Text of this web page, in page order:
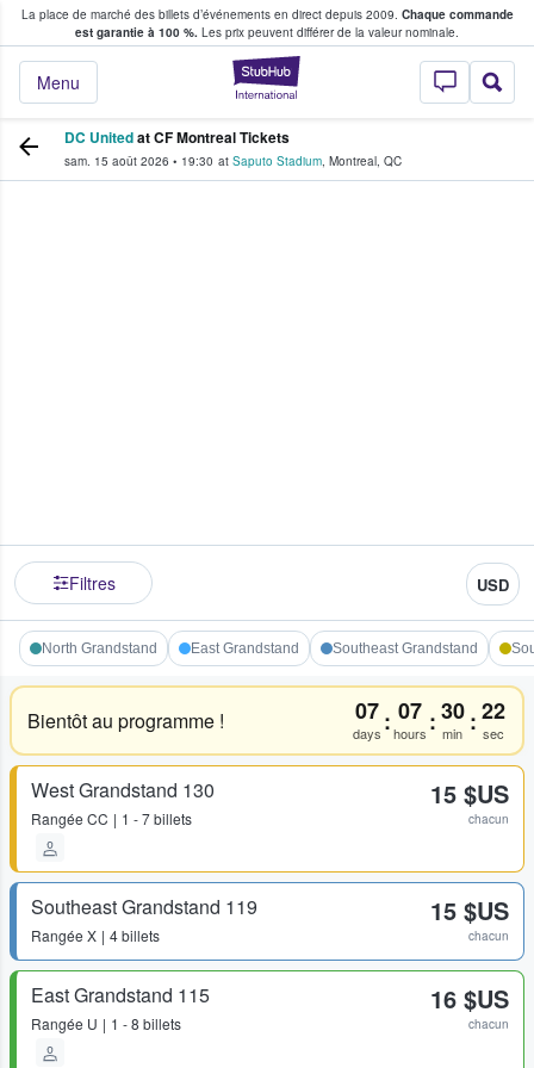
La place de marché des billets d’événements en direct depuis 2009. Chaque commande
est garantie à 100 %. Les prix peuvent différer de la valeur nominale.
StubHub - Où
Menu
fans achètent et vendent des billets
DC Unitedat CF Montreal Tickets
sam. 15 août 2026 • 19:30 at Saputo Stadium, Montreal, QC
Filtres USD
North Grandstand East Grandstand Southeast Grandstand
Bientôt au programme ! 07
days : 07
hours :30
min :21
sec
West Grandstand 130
Rangée CC 1 - 7 billets
15 $US
chacun
Southeast Grandstand 119
Rangée X 4 billets
15 $US
chacun
East Grandstand 115
Rangée U 1 - 8 billets
16 $US
chacun